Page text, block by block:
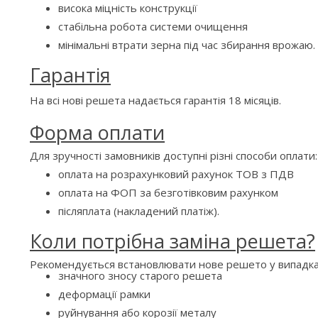
висока міцність конструкції
стабільна робота системи очищення
мінімальні втрати зерна під час збирання врожаю.
Гарантія
На всі нові решета надається гарантія 18 місяців.
Форма оплати
Для зручності замовників доступні різні способи оплати:
оплата на розрахунковий рахунок ТОВ з ПДВ
оплата на ФОП за безготівковим рахунком
післяплата (накладений платіж).
Коли потрібна заміна решета?
Рекомендується встановлювати нове решето у
значного зносу старого решета
деформації рамки
руйнування або корозії металу